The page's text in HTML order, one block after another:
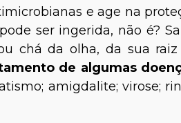
e age na
ser ingerida, não é?
chá da olha, da sua raiz
de algumas
amigdalite; virose;